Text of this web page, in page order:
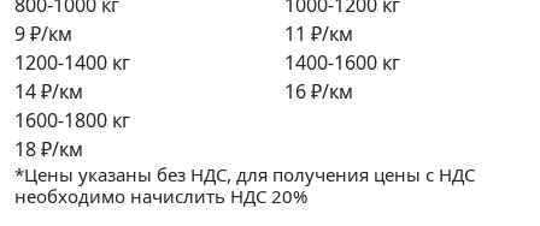
800-1000 кг
9 ₽/км
1000-1200 кг
11 ₽/км
1200-1400 кг
14 ₽/км
1400-1600 кг
16 ₽/км
1600-1800 кг
18 ₽/км
*Цены указаны без НДС, для получения цены с НДС
необходимо начислить НДС 20%